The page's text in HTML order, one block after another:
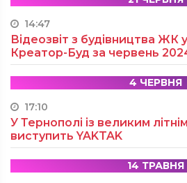
14:47
Відеозвіт з будівництва ЖК
Креатор-Буд за червень
4 ЧЕРВНЯ
17:10
У Тернополі із великим
виступить YAKTAK
14 ТРАВНЯ